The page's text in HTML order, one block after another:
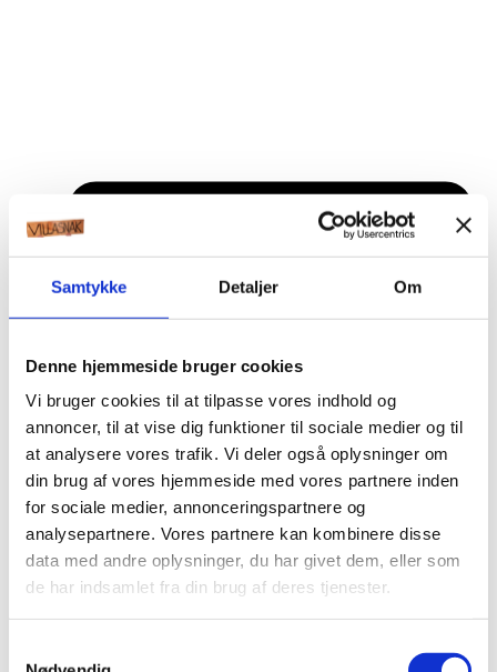
Samtykke Detaljer Om
Denne hjemmeside bruger cookies
Vi bruger cookies til at tilpasse vores indhold og
annoncer, til at vise dig funktioner til sociale medier og til
at analysere vores trafik. Vi deler også oplysninger om
din brug af vores hjemmeside med vores partnere inden
for sociale medier, annonceringspartnere og
analysepartnere. Vores partnere kan kombinere disse
data med andre oplysninger, du har givet dem, eller som
de har indsamlet fra din brug af deres tjenester.